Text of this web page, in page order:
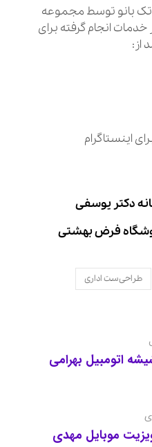
بانو توسط مجموعه
انجام گرفته برای
از:
دکتر یوسفی
فرض بهشتی
طراحی ست اداری
اتومبیل بهرامی
موبایل مهدی